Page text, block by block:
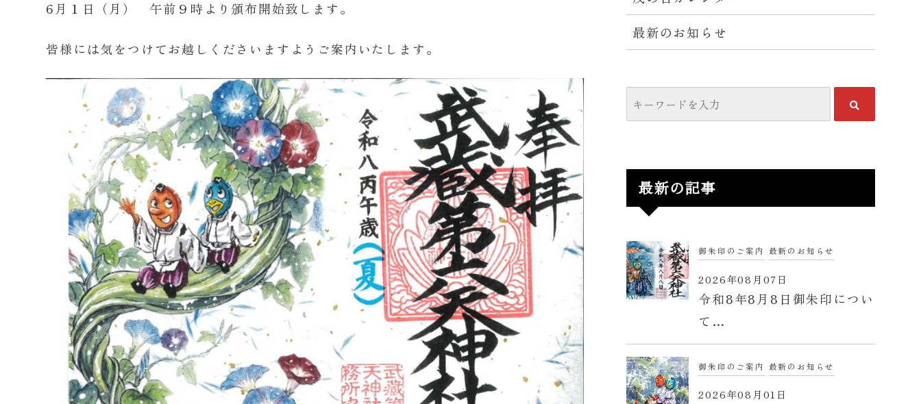
6月１日（月） 午前９時より頒布開始致します。
皆様には気をつけてお越しくださいますようご案内いたします。
最新のお知らせ
最新の記事
御朱印のご案内 最新のお知らせ
2026年08月07日
令和8年8月8日御朱印につい
て…
御朱印のご案内 最新のお知らせ
2026年08月01日